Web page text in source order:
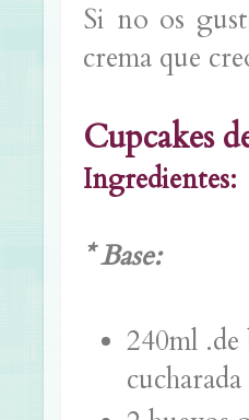
Si no os
crema que
Cupcakes
Ingredientes:
* Base:
240ml